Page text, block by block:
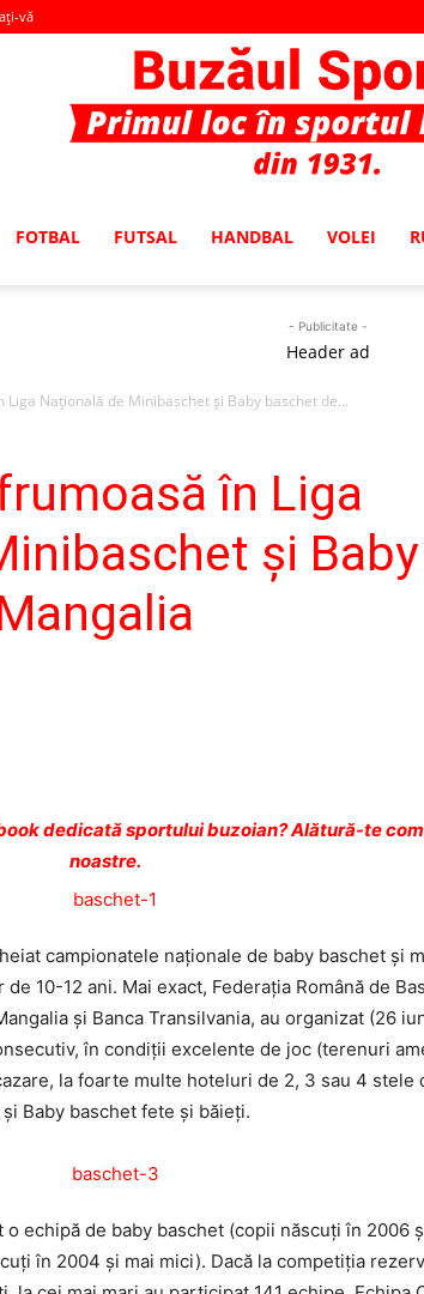
vă
FOTBAL FUTSAL HANDBAL VOLEI
- Publicitate -
Header ad
Națională de Minibaschet și Baby baschet de...
în Liga
și Baby
dedicată sportului buzoian? Alătură-te
noastre.
campiona­te­le naționale de baby baschet și
10-12 ani. Mai exact, Federația Ro­mână de
și Banca Transilvania, au organizat (26
în condiții excelente de joc (terenuri
la foarte multe hoteluri de 2, 3 sau 4 stele
Baby baschet fete și băieți.
echipă de baby baschet (copii născuți în 2006
în 2004 și mai mici). Dacă la competiția